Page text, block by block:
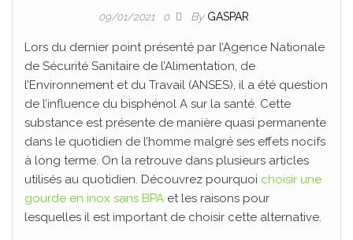
09/01/2021 0 By GASPAR
Lors du dernier point présenté par l’Agence Nationale
de Sécurité Sanitaire de l’Alimentation, de
l’Environnement et du Travail (ANSES), il a été question
de l’influence du bisphénol A sur la santé. Cette
substance est présente de manière quasi permanente
dans le quotidien de l’homme malgré ses effets nocifs
à long terme. On la retrouve dans plusieurs articles
utilisés au quotidien. Découvrez pourquoi choisir une
gourde en inox sans BPA et les raisons pour
lesquelles il est important de choisir cette alternative.